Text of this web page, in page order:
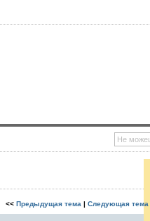
<< Предыдущая тема | Следующая тема